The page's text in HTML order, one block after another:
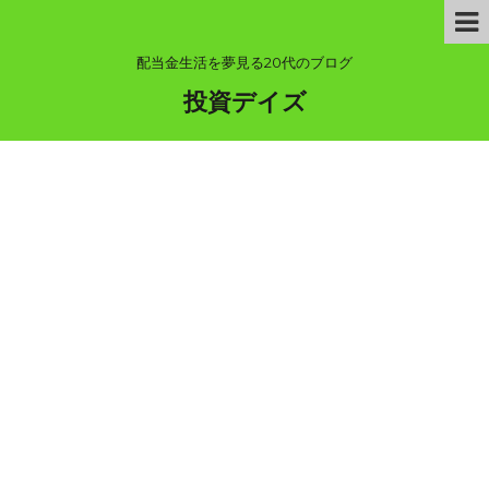
配当金生活を夢見る20代のブログ
投資デイズ